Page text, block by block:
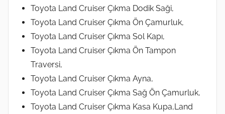
Toyota Land Cruiser Çıkma Dodik Saği,
Toyota Land Cruiser Çıkma Ön Çamurluk,
Toyota Land Cruiser Çıkma Sol Kapı,
Toyota Land Cruiser Çıkma Ön Tampon
Traversi,
Toyota Land Cruiser Çıkma Ayna,
Toyota Land Cruiser Çıkma Sağ Ön Çamurluk,
Toyota Land Cruiser Çıkma Kasa Kupa,Land